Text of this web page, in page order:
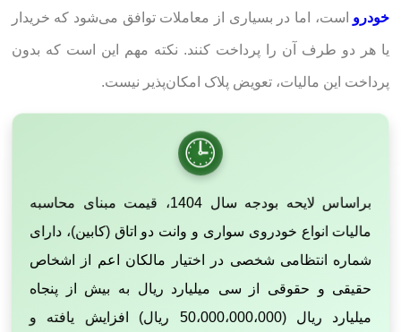
خودرو است، اما در بسیاری از معاملات توافق می‌شود که خریدار
یا هر دو طرف آن را پرداخت کنند. نکته مهم این است که بدون
پرداخت این مالیات، تعویض پلاک امکان‌پذیر نیست.
🕒
براساس لایحه بودجه سال 1404، قیمت مبنای محاسبه
مالیات انواع خودروی سواری و وانت دو اتاق (کابین)، دارای
شماره انتظامی شخصی در اختیار مالکان اعم از اشخاص
حقیقی و حقوقی از سی میلیارد ریال به بیش از پنجاه
میلیارد ریال (50،000،000،000 ریال) افزایش یافته و